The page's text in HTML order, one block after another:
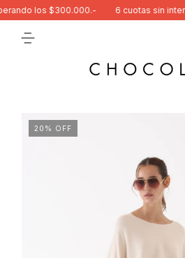
los $300.000.- 6 cuotas sin interés
20 % OFF